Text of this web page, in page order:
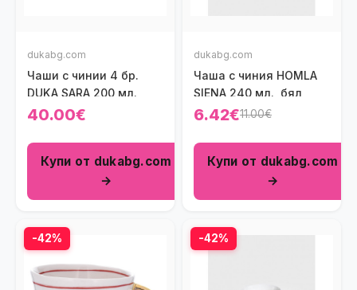
dukabg.com
Чаши с чинии 4 бр.
DUKA SARA 200 мл.
40.00€
Купи от dukabg.com
→
dukabg.com
Чаша с чиния HOMLA
SIENA 240 мл., бял
6.42€11.00€
Купи от dukabg.com
→
-42% -42%